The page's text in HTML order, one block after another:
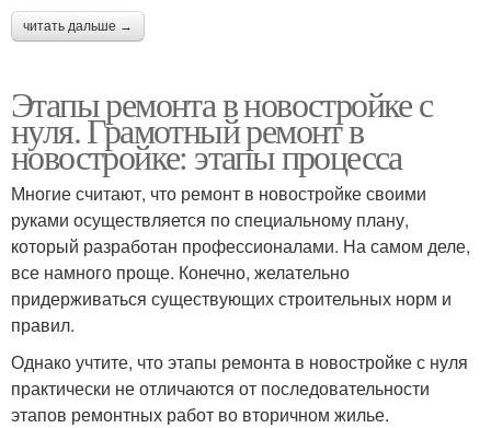
читать дальше →
Этапы ремонта в новостройке с
нуля. Грамотный ремонт в
новостройке: этапы процесса
Многие считают, что ремонт в новостройке своими
руками осуществляется по специальному плану,
который разработан профессионалами. На самом деле,
все намного проще. Конечно, желательно
придерживаться существующих строительных норм и
правил.
Однако учтите, что этапы ремонта в новостройке с нуля
практически не отличаются от последовательности
этапов ремонтных работ во вторичном жилье.